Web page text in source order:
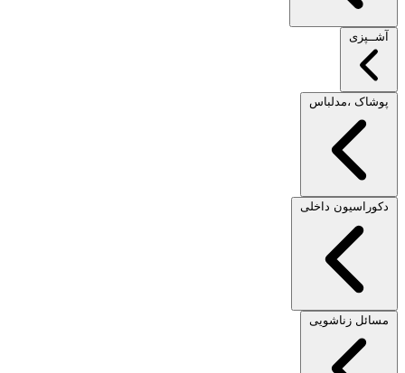
آشــپزی
پوشاک ،مدلباس
دکوراسیون داخلی
مسائل زناشویی